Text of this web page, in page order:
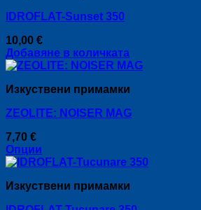
variants.
options
may
be
on
the
product
page
IDROFLAT-Sunset 350
10,00 €
Добавяне в количката
Изкуствени примамки
ZEOLITE: NOISER MAG
7,70 €
Опции
This
has
Изкуствени примамки